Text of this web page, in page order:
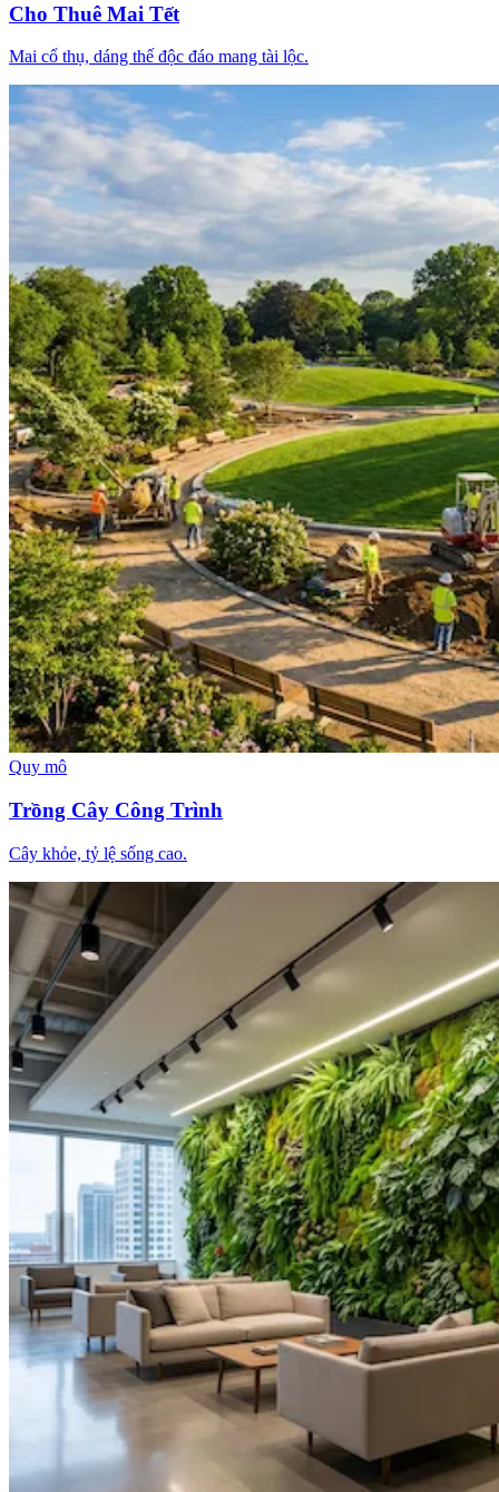
Cho Thuê Mai Tết
Mai cổ thụ, dáng thế độc đáo mang tài lộc.
Quy mô
Trồng Cây Công Trình
Cây khỏe, tỷ lệ sống cao.